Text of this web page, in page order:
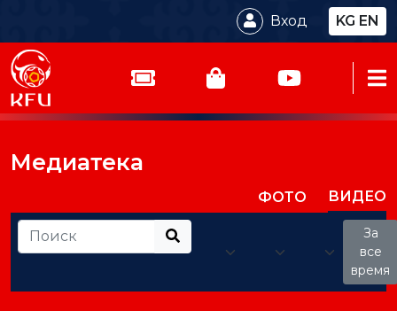
Вход KG EN
Медиатека
ФОТО ВИДЕО
За
все
время